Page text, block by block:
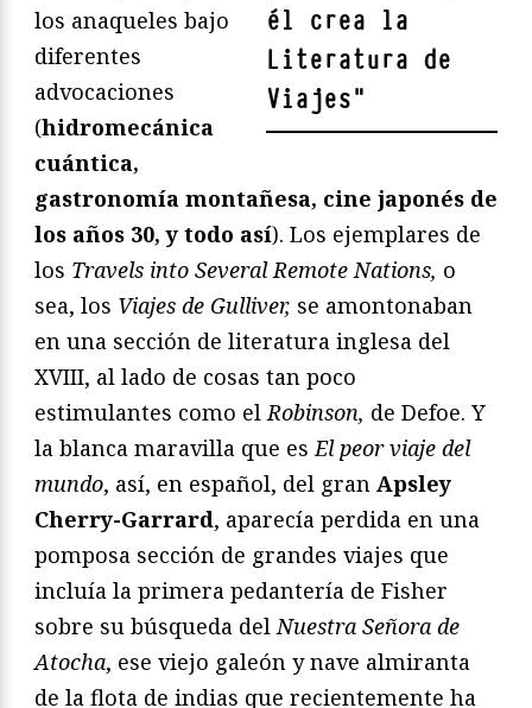
él crea la
Literatura de
Viajes"
los anaqueles bajo
diferentes
advocaciones
(hidromecánica
cuántica,
gastronomía montañesa, cine japonés de
los años 30, y todo así). Los ejemplares de
los Travels into Several Remote Nations, o
sea, los Viajes de Gulliver, se amontonaban
en una sección de literatura inglesa del
XVIII, al lado de cosas tan poco
estimulantes como elRobinson, de Defoe. Y
la blanca maravilla que esEl peor viaje del
mundo, así, en español, del gran Apsley
Cherry-Garrard, aparecía perdida en una
pomposa sección de grandes viajes que
incluía la primera pedantería de Fisher
sobre su búsqueda delNuestra Señora de
Atocha, ese viejo galeón y nave almiranta
de la flota de indias que recientemente ha